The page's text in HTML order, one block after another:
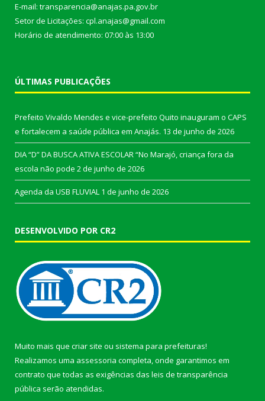
E-mail: transparencia@anajas.pa.gov.br
Setor de Licitações: cpl.anajas@gmail.com
Horário de atendimento: 07:00 às 13:00
ÚLTIMAS PUBLICAÇÕES
Prefeito Vivaldo Mendes e vice-prefeito Quito inauguram o CAPS
e fortalecem a saúde pública em Anajás. 13 de junho de 2026
DIA “D” DA BUSCA ATIVA ESCOLAR “No Marajó, criança fora da
escola não pode 2 de junho de 2026
Agenda da USB FLUVIAL 1 de junho de 2026
DESENVOLVIDO POR CR2
Muito mais que criar site ou sistema para prefeituras!
Realizamos uma assessoria completa, onde garantimos em
contrato que todas as exigências das leis de transparência
pública serão atendidas.